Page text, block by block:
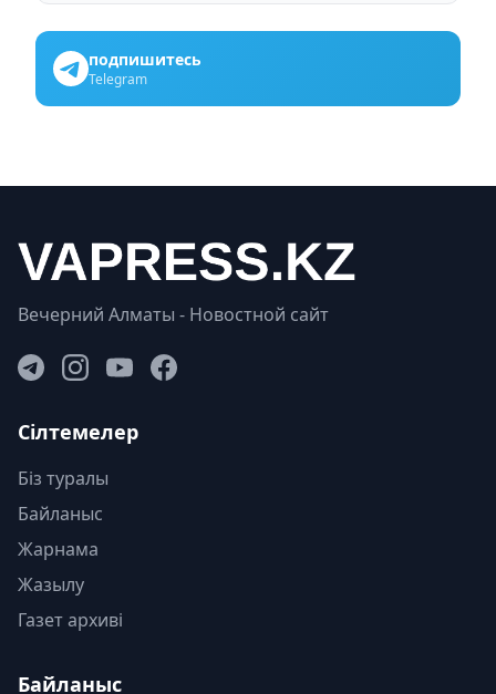
подпишитесь
Telegram
Вечерний Алматы - Новостной сайт
Сілтемелер
Біз туралы
Байланыс
Жарнама
Жазылу
Газет архиві
Байланыс